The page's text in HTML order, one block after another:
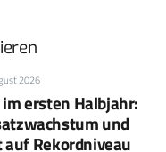
2026
ersten Halbjahr:
und
Rekordniveau